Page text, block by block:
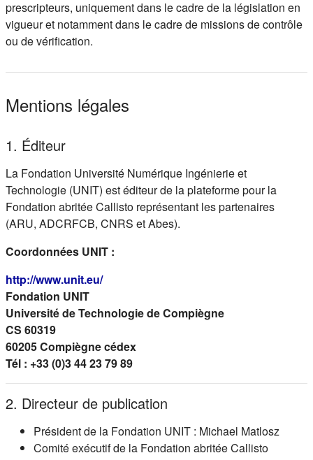
prescripteurs, uniquement dans le cadre de la législation en
vigueur et notamment dans le cadre de missions de contrôle
ou de vérification.
Mentions légales
1. Éditeur
La Fondation Université Numérique Ingénierie et
Technologie (UNIT) est éditeur de la plateforme pour la
Fondation abritée Callisto représentant les partenaires
(ARU, ADCRFCB, CNRS et Abes).
Coordonnées UNIT :
http://www.unit.eu/(s'ouvre dans un nouvel onglet)
Fondation UNIT
Université de Technologie de Compiègne
CS 60319
60205 Compiègne cédex
Tél : +33 (0)3 44 23 79 89
2. Directeur de publication
Président de la Fondation UNIT : Michael Matlosz
Comité exécutif de la Fondation abritée Callisto